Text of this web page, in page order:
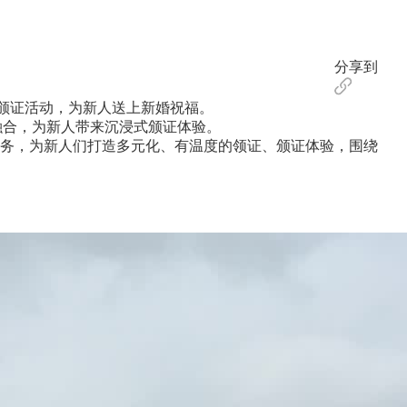
分享到
活动，为新人送上新婚祝福。
为新人带来沉浸式颁证体验。
为新人们打造多元化、有温度的领证、颁证体验，围绕